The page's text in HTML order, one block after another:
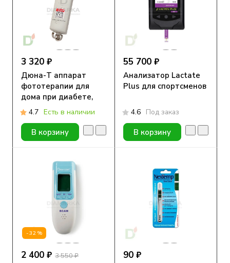
3 320 ₽
Дюна-Т аппарат
фототерапии для
дома при диабете,
заживление кожи и
снятие боли
4.7 Есть в наличии
В корзину
55 700 ₽
Анализатор Lactate
Plus для спортсменов
4.6 Под заказ
В корзину
-32%
2 400 ₽ 3 550 ₽ 90 ₽